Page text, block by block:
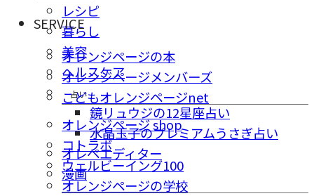
レシピ
暮らし
美容
ヘルスケア
占い
鏡リュウジの12星座占い
水晶玉子のプレミアムうさぎ占い
オレペエディター
漫画
SERVICE
オレンジページの本
オレンジページメンバーズ
こどもオレンジページnet
オレンジページ shop
コトラボ
ウェルビーイング100
オレンジページの学校